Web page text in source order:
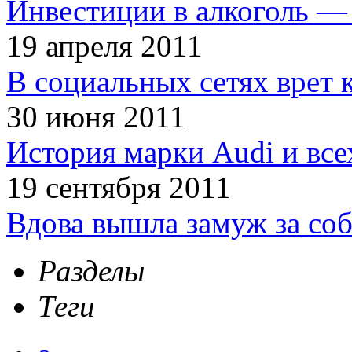
Инвестиции в алкоголь —
19 апреля 2011
В социальных сетях врет
30 июня 2011
История марки Audi и
19 сентября 2011
Вдова вышла замуж за
Разделы
Теги